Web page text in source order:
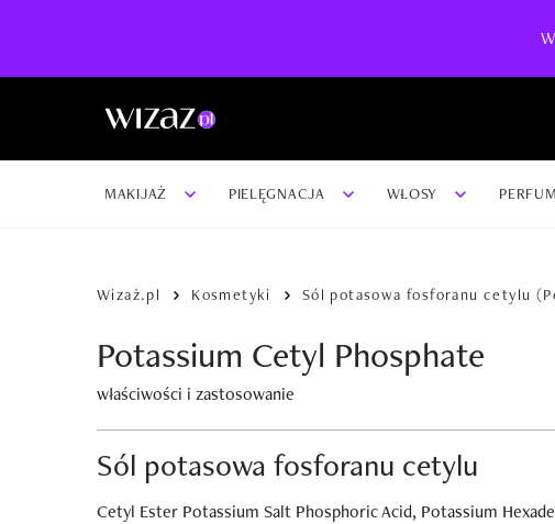
MAKIJAŻ PIELĘGNACJA WŁOSY
Wizaż.pl Kosmetyki Sól potasowa fosforanu cetylu
Potassium Cetyl Phosphate
właściwości i zastosowanie
Sól potasowa fosforanu cetylu
Cetyl Ester Potassium Salt Phosphoric Acid, Potassium